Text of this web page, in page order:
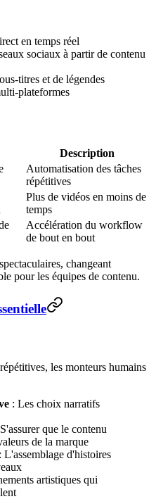
en temps réel
sociaux à partir de contenu
titres et de légendes
plateformes
Description
Automatisation des tâches
répétitives
Plus de vidéos en moins de
temps
Accélération du workflow
de bout en bout
changeant
pour les équipes de contenu.
les monteurs humains
: Les choix narratifs
que le contenu
de la marque
: L'assemblage d'histoires
artistiques qui